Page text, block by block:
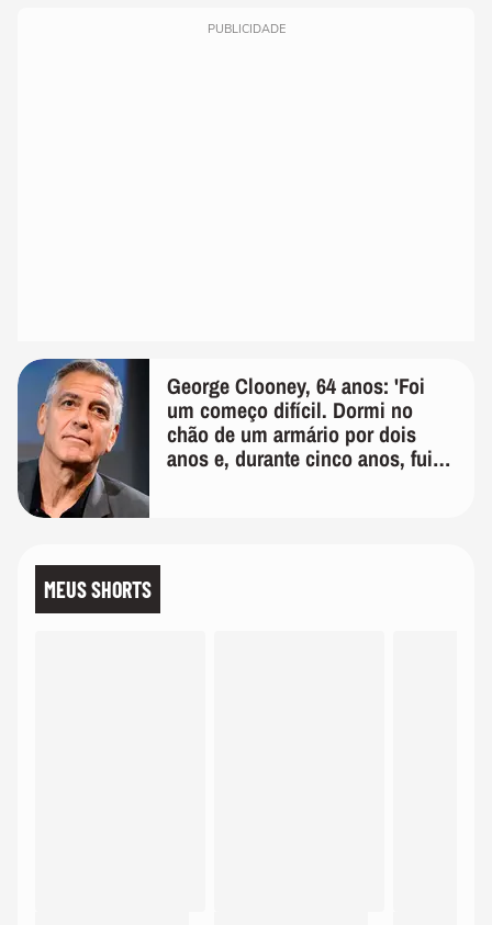
PUBLICIDADE
George Clooney, 64 anos: 'Foi
um começo difícil. Dormi no
chão de um armário por dois
anos e, durante cinco anos, fui
MEUS SHORTS